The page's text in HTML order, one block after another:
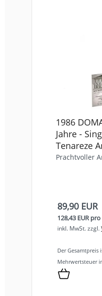
1986
Jahre -
Tenareze
Prachtvoller
89,90 EUR
128,43 EUR
inkl. MwSt.zzgl.
Der Gesamtpreis
Mehrwertsteuer